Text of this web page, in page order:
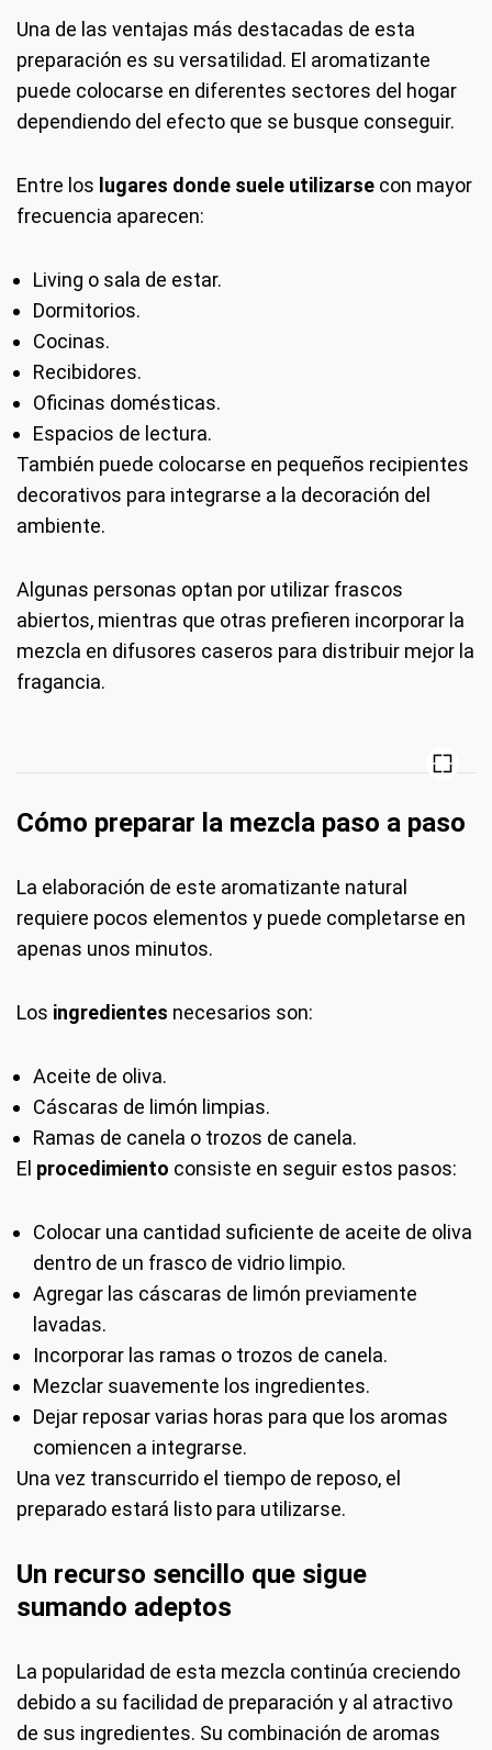
Una de las ventajas más destacadas de esta
preparación es su versatilidad. El aromatizante
puede colocarse en diferentes sectores del hogar
dependiendo del efecto que se busque conseguir.
Entre los lugares donde suele utilizarse con mayor
frecuencia aparecen:
Living o sala de estar.
Dormitorios.
Cocinas.
Recibidores.
Oficinas domésticas.
Espacios de lectura.
También puede colocarse en pequeños recipientes
decorativos para integrarse a la decoración del
ambiente.
Algunas personas optan por utilizar frascos
abiertos, mientras que otras prefieren incorporar la
mezcla en difusores caseros para distribuir mejor la
fragancia.
Cómo preparar la mezcla paso a paso
La elaboración de este aromatizante natural
requiere pocos elementos y puede completarse en
apenas unos minutos.
Los ingredientes necesarios son:
Aceite de oliva.
Cáscaras de limón limpias.
Ramas de canela o trozos de canela.
El procedimiento consiste en seguir estos pasos:
Colocar una cantidad suficiente de aceite de oliva
dentro de un frasco de vidrio limpio.
Agregar las cáscaras de limón previamente
lavadas.
Incorporar las ramas o trozos de canela.
Mezclar suavemente los ingredientes.
Dejar reposar varias horas para que los aromas
comiencen a integrarse.
Una vez transcurrido el tiempo de reposo, el
preparado estará listo para utilizarse.
Un recurso sencillo que sigue
sumando adeptos
La popularidad de esta mezcla continúa creciendo
debido a su facilidad de preparación y al atractivo
de sus ingredientes. Su combinación de aromas